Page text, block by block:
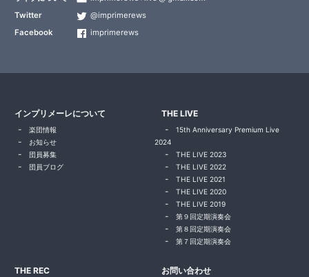
Twitter
@imprimerews
Facebook
imprimerews
インプリメーレについて
楽団情報
お知らせ
団員募集
団員ブログ
THE LIVE
15th Anniversary Premium Live
2024
THE LIVE 2023
THE LIVE 2022
THE LIVE 2021
THE LIVE 2020
THE LIVE 2019
第９回定期演奏会
第８回定期演奏会
第７回定期演奏会
THE REC お問い合わせ